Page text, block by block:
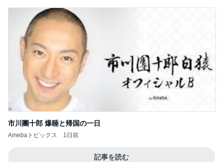
市川團十郎 爆睡と帰国の一日
Amebaトピックス 1日前
記事を読む